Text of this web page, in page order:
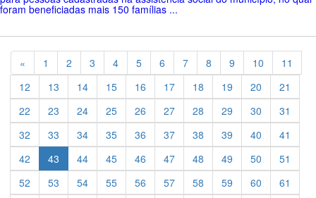
foram beneficiadas mais 150 famílias ...
« Previous
1 2 3 4 5 6 7 8 9 10
11
12
13 14 15 16 17 18 19 20
21
22
23 24 25 26 27 28 29 30
31
32
33 34 35 36 37 38 39 40
41
42
43 44 45 46 47 48 49 50
51
52
53 54 55 56 57 58 59 60
61